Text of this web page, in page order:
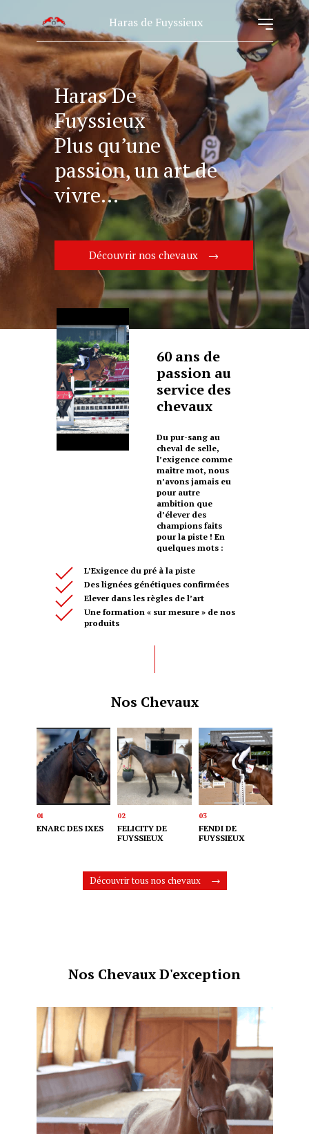
Haras de Fuyssieux
Haras De
Fuyssieux
Plus qu’une
passion, un art de
vivre…
Découvrir nos chevaux
60 ans de
passion au
service des
chevaux
Du pur-sang au
cheval de selle,
l’exigence comme
maître mot, nous
n’avons jamais eu
pour autre
ambition que
d’élever des
champions faits
pour la piste ! En
quelques mots :
L’Exigence du pré à la piste
Des lignées génétiques confirmées
Elever dans les règles de l’art
Une formation « sur mesure » de nos
produits
Nos Chevaux
ENARC DES IXES
FELICITY DE
FUYSSIEUX
FENDI DE
FUYSSIEUX
Découvrir tous nos chevaux
Nos Chevaux D'exception